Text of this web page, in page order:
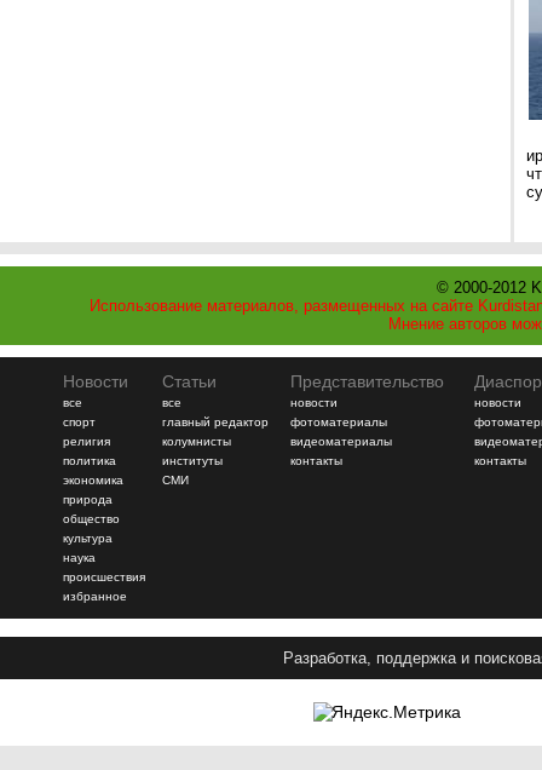
© 2000-2012
Использование материалов, размещенных на сайте
Мнение авторов
Новости
все
спорт
религия
политика
экономика
природа
общество
культура
наука
происшествия
избранное
Статьи
все
главный редактор
колумнисты
институты
СМИ
Представительство
новости
фотоматериалы
видеоматериалы
контакты
новости
контакты
Разработка, поддержка и